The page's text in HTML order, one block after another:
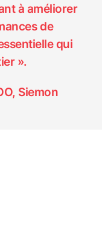
à améliorer
de
qui
».
Siemon